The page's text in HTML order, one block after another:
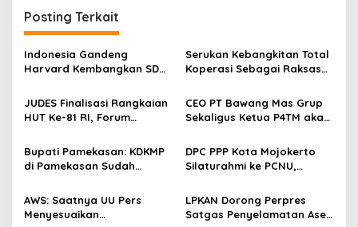
g
a
s
p
o
s
Posting Terkait
Indonesia Gandeng
Harvard Kembangkan SDM
Dunia
Serukan Kebangkitan Total
Koperasi Sebagai Raksasa
79
JUDES Finalisasi Rangkaian
HUT Ke-81 RI, Forum
Lomba Siap Perkuat
Solidaritas Jurnalis DPRD
CEO PT Bawang Mas Grup
Sekaligus Ketua P4TM akan
Tembakau di Madura
Bupati Pamekasan: KDKMP
di Pamekasan Sudah
Selesai Akhir Juli 2026
DPC PPP Kota Mojokerto
Silaturahmi ke PCNU,
Masyarakat
AWS: Saatnya UU Pers
Menyesuaikan
LPKAN Dorong Perpres
Satgas Penyelamatan Aset